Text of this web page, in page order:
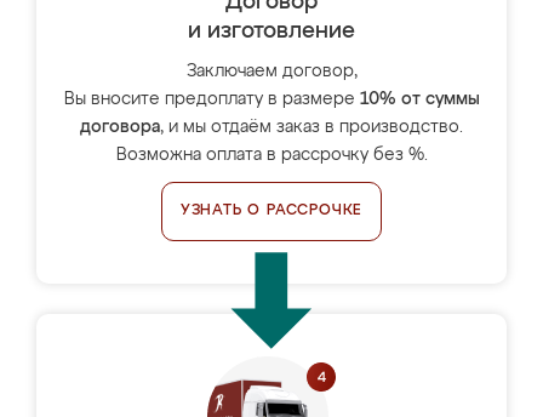
и изготовление
Заключаем договор,
Вы вносите предоплату в размере 10% от суммы
договора, и мы отдаём заказ в производство.
Возможна оплата в рассрочку без %.
УЗНАТЬ О РАССРОЧКЕ